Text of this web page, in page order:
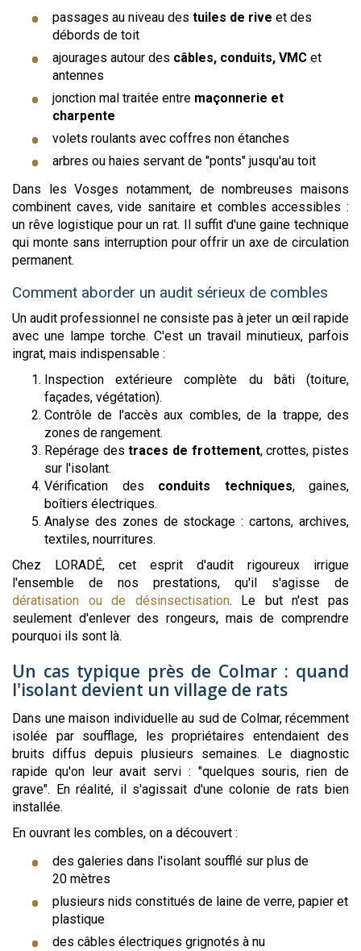
passages au niveau des tuiles de rive et des
débords de toit
ajourages autour des câbles, conduits, VMC et
antennes
jonction mal traitée entre maçonnerie et
charpente
volets roulants avec coffres non étanches
arbres ou haies servant de "ponts" jusqu'au toit
Dans les Vosges notamment, de nombreuses maisons
combinent caves, vide sanitaire et combles accessibles :
un rêve logistique pour un rat. Il suffit d'une gaine technique
qui monte sans interruption pour offrir un axe de circulation
permanent.
Comment aborder un audit sérieux de combles
Un audit professionnel ne consiste pas à jeter un œil rapide
avec une lampe torche. C'est un travail minutieux, parfois
ingrat, mais indispensable :
Inspection extérieure complète du bâti (toiture,
façades, végétation).
Contrôle de l'accès aux combles, de la trappe, des
zones de rangement.
Repérage destraces de frottement, crottes, pistes
sur l'isolant.
Vérification des conduits techniques, gaines,
boîtiers électriques.
Analyse des zones de stockage : cartons, archives,
textiles, nourritures.
Chez LORADÉ, cet esprit d'audit rigoureux irrigue
l'ensemble de nos prestations, qu'il s'agisse de
dératisation ou de désinsectisation. Le but n'est pas
seulement d'enlever des rongeurs, mais de comprendre
pourquoi ils sont là.
Un cas typique près de Colmar : quand
l'isolant devient un village de rats
Dans une maison individuelle au sud de Colmar, récemment
isolée par soufflage, les propriétaires entendaient des
bruits diffus depuis plusieurs semaines. Le diagnostic
rapide qu'on leur avait servi : "quelques souris, rien de
grave". En réalité, il s'agissait d'une colonie de rats bien
installée.
En ouvrant les combles, on a découvert :
des galeries dans l'isolant soufflé sur plus de
20 mètres
plusieurs nids constitués de laine de verre, papier et
plastique
des câbles électriques grignotés à nu